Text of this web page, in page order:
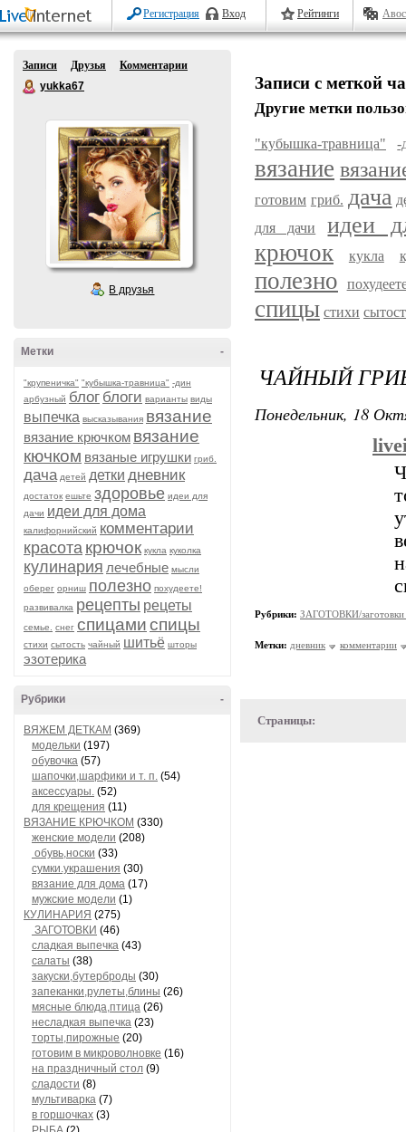
Регистрация Вход Рейтинги
Записи Друзья
Комментарии
yukka67
В друзья
-
Метки
"крупеничка" "кубышка-травница" -дин
арбузный блог блоги варианты виды
выпечка высказывания вязание
вязание крючком вязание
кючком вязаные игрушки гриб.
дача детей детки дневник
достаток ешьте здоровье идеи для
дачи идеи для дома
калифорнийский комментарии
красота крючок кукла куколка
кулинария лечебные мысли
оберег орниш полезно похудеете!
развивалка рецепты рецеты
семье. снег спицамиспицы
стихи сытость чайный шитьё шторы
эзотерика
-
Рубрики
ВЯЖЕМ ДЕТКАМ (369)
модельки (197)
обувочка (57)
шапочки,шарфики и т. п. (54)
аксессуары. (52)
для крещения (11)
ВЯЗАНИЕ КРЮЧКОМ (330)
женские модели (208)
обувь,носки (33)
сумки.украшения (30)
вязание для дома (17)
мужские модели (1)
КУЛИНАРИЯ (275)
ЗАГОТОВКИ (46)
сладкая выпечка (43)
салаты (38)
закуски,бутерброды (30)
запеканки,рулеты,блины (26)
мясные блюда,птица (26)
несладкая выпечка (23)
торты,пирожные (20)
готовим в микроволновке (16)
на праздничный стол (9)
сладости (8)
мультиварка (7)
в горшочках (3)
Записи с меткой
Другие метки
"кубышка-травница" -
вязание
готовим гриб. дача
для дачи
идеи
крючок кукла
полезно
спицы стихи
ЧАЙНЫЙ
Понедельник, 18
Рубрики: ЗАГОТОВКИ/заготовки
Метки: дневник комментарии
Страницы: